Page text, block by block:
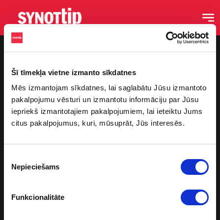
Šī tīmekļa vietne izmanto sīkdatnes
Mēs izmantojam sīkdatnes, lai saglabātu Jūsu izmantoto
pakalpojumu vēsturi un izmantotu informāciju par Jūsu
iepriekš izmantotajiem pakalpojumiem, lai ieteiktu Jums
citus pakalpojumus, kuri, mūsuprāt, Jūs interesēs.
izvēle
Nepieciešams
Funkcionalitāte
Saites
Blogs
Sporta Bāri